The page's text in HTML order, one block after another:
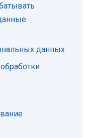
данных